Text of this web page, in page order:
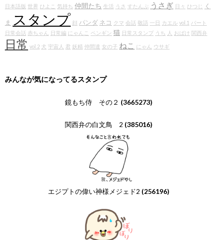
日本語版 世界 ひよこ 気持ち 仲間たち 生活 うさ すたんぷ うさぎ 日々 ひつじ く
ま スタンプ 顔 パンダ ネコ クマ 会話 敬語 一日 カエル vol.1 パート
日常会話 赤ちゃん 日常編 にゃんこ ペンギン 猫 日常スタンプ うち 人 おばけ 関西弁
日常 vol.2 犬 宇宙人 君 妖精 仲間達 女の子 ねこ にゃん ウサギ
みんなが気になってるスタンプ
鏡もち侍 その２ (3665273)
関西弁の白文鳥 2 (385016)
エジプトの偉い神様メジェド2 (256196)